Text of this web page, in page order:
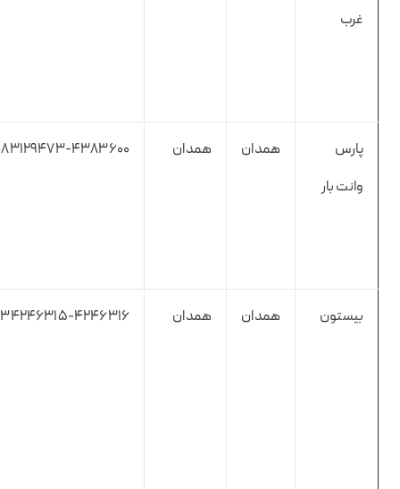
غرب
پارس
وانت بار
همدان همدان ۰۹۱۸۳۱۲۹۴۷۳-
بیستون همدان همدان ۰۹۱۸۳۱۴۴۱۶۱-